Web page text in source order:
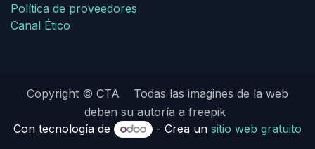
Política de proveedores
Canal Ético
Copyright © CTA Todas las imagines de la web
deben su autoría a freepik
Con tecnología de
- Crea un sitio web gratuito